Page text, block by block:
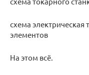
схема электрическая
элементов
На этом всё.